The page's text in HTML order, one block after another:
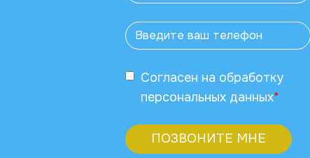
Согласен на обработку
персональных данных*
ПОЗВОНИТЕ МНЕ